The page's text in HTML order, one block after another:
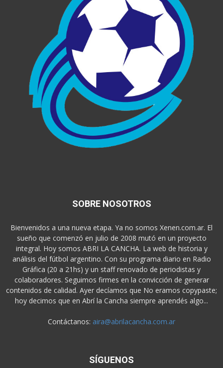
SOBRE NOSOTROS
Bienvenidos a una nueva etapa. Ya no somos Xenen.com.ar. El
sueño que comenzó en julio de 2008 mutó en un proyecto
integral. Hoy somos ABRI LA CANCHA. La web de historia y
análisis del fútbol argentino. Con su programa diario en Radio
Gráfica (20 a 21hs) y un staff renovado de periodistas y
colaboradores. Seguimos firmes en la convicción de generar
contenidos de calidad. Ayer decíamos que No eramos copypaste;
hoy decimos que en Abrí la Cancha siempre aprendés algo...
Contáctanos: aira@abrilacancha.com.ar
SÍGUENOS